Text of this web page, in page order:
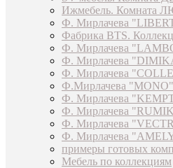
Ижмебель. Комната
Ф. Мирлачева
Фабрика BTS.
Ф. Мирлачева
Ф. Мирлачева
Ф. Мирлачева
Ф.Мирлачева "MONO"
Ф. Мирлачева
Ф. Мирлачева
Ф. Мирлачева
Ф. Мирлачева
примеры готовых
Мебель по коллекциям